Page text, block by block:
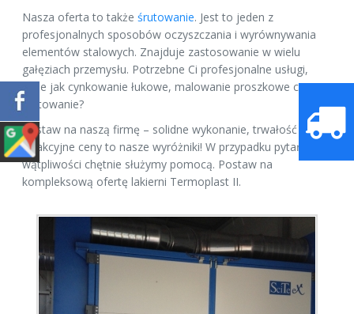
Nasza oferta to takżeśrutowanie. Jest to jeden z
profesjonalnych sposobów oczyszczania i wyrównywania
elementów stalowych. Znajduje zastosowanie w wielu
gałęziach przemysłu. Potrzebne Ci profesjonalne usługi,
takie jak cynkowanie łukowe, malowanie proszkowe czy
śrutowanie?
Postaw na naszą firmę – solidne wykonanie, trwałość i
atrakcyjne ceny to nasze wyróżniki! W przypadku pytań lub
wątpliwości chętnie służymy pomocą. Postaw na
kompleksową ofertę lakierni Termoplast II.